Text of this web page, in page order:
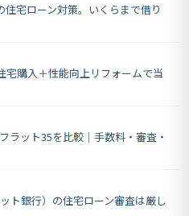
宅ローン対策。いくらまで借り
宅購入＋性能向上リフォームで当
ラット35を比較｜手数料・審査・
ト銀行）の住宅ローン審査は厳し